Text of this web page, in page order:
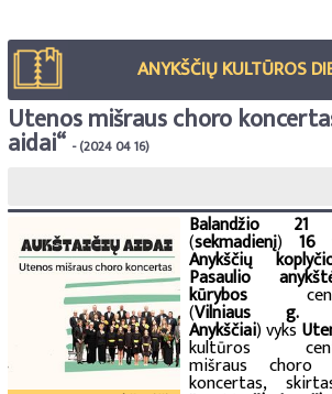
ANYKŠČIŲ KULTŪROS
Utenos mišraus choro
aidai“ - (2024 04 16)
Balandžio 21
(sekmadienį) 16
Anykščių
Pasaulio
kūrybos
(Vilniaus g.
Anykščiai) vyks
kultūros
mišraus choro
koncertas,